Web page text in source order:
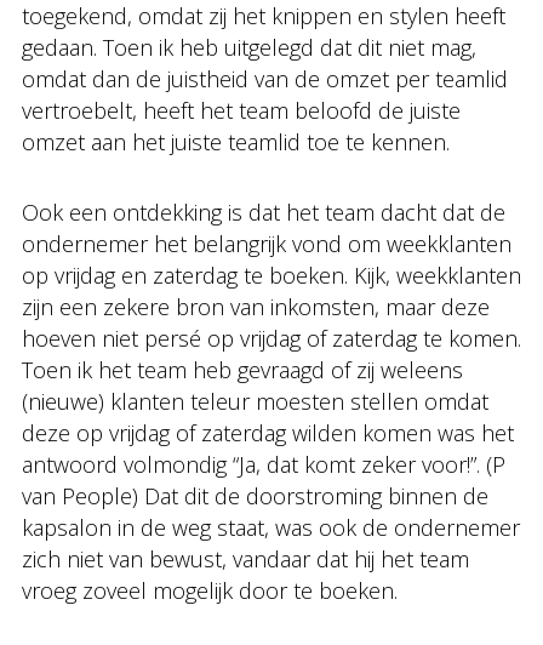
toegekend, omdat zij het knippen en stylen heeft
gedaan. Toen ik heb uitgelegd dat dit niet mag,
omdat dan de juistheid van de omzet per teamlid
vertroebelt, heeft het team beloofd de juiste
omzet aan het juiste teamlid toe te kennen.
Ook een ontdekking is dat het team dacht dat de
ondernemer het belangrijk vond om weekklanten
op vrijdag en zaterdag te boeken. Kijk, weekklanten
zijn een zekere bron van inkomsten, maar deze
hoeven niet persé op vrijdag of zaterdag te komen.
Toen ik het team heb gevraagd of zij weleens
(nieuwe) klanten teleur moesten stellen omdat
deze op vrijdag of zaterdag wilden komen was het
antwoord volmondig “Ja, dat komt zeker voor!”. (P
van People) Dat dit de doorstroming binnen de
kapsalon in de weg staat, was ook de ondernemer
zich niet van bewust, vandaar dat hij het team
vroeg zoveel mogelijk door te boeken.